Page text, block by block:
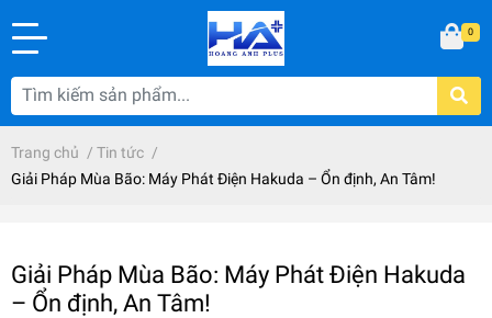
0
Trang chủ / Tin tức /
Giải Pháp Mùa Bão: Máy Phát Điện Hakuda – Ổn định, An Tâm!
Giải Pháp Mùa Bão: Máy Phát Điện Hakuda
– Ổn định, An Tâm!